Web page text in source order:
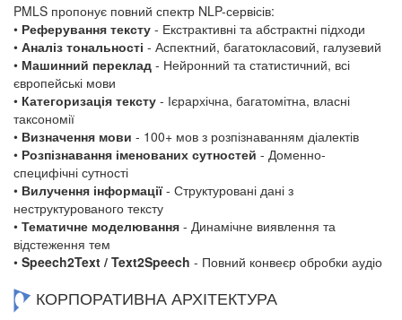
PMLS пропонує повний спектр NLP-сервісів:
• Реферування тексту - Екстрактивні та абстрактні підходи
• Аналіз тональності - Аспектний, багатокласовий, галузевий
• Машинний переклад - Нейронний та статистичний, всі
європейські мови
• Категоризація тексту - Ієрархічна, багатомітна, власні
таксономії
• Визначення мови - 100+ мов з розпізнаванням діалектів
• Розпізнавання іменованих сутностей - Доменно-
специфічні сутності
• Вилучення інформації- Структуровані дані з
неструктурованого тексту
• Тематичне моделювання - Динамічне виявлення та
відстеження тем
• Speech2Text / Text2Speech - Повний конвеєр обробки аудіо
КОРПОРАТИВНА АРХІТЕКТУРА